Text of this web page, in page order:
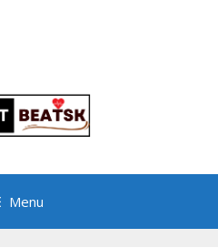
Menu